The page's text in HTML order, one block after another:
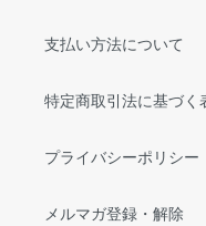
支払い方法について
特定商取引法に基づく
プライバシーポリシー
メルマガ登録・解除